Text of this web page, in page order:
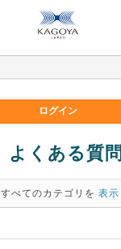
よくある質問
すべてのカテゴリを 表示